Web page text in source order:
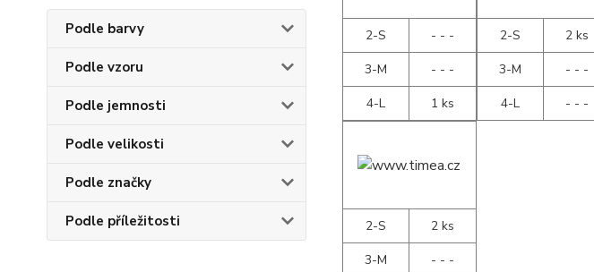
Podle barvy
Podle vzoru
Podle jemnosti
Podle velikosti
Podle značky
Podle příležitosti
2-S
- - -
3-M
- - -
4-L
1 ks
2-S
2 ks
3-M
- - -
4-L
- - -
2-S
2 ks
3-M
- - -